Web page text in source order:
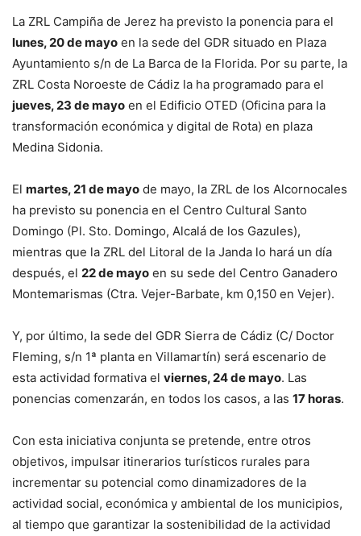
La ZRL Campiña de Jerez ha previsto la ponencia para el
lunes, 20 de mayo en la sede del GDR situado en Plaza
Ayuntamiento s/n de La Barca de la Florida. Por su parte, la
ZRL Costa Noroeste de Cádiz la ha programado para el
jueves, 23 de mayo en el Edificio OTED (Oficina para la
transformación económica y digital de Rota) en plaza
Medina Sidonia.
El martes, 21 de mayo de mayo, la ZRL de los Alcornocales
ha previsto su ponencia en el Centro Cultural Santo
Domingo (Pl. Sto. Domingo, Alcalá de los Gazules),
mientras que la ZRL del Litoral de la Janda lo hará un día
después, el 22 de mayo en su sede del Centro Ganadero
Montemarismas (Ctra. Vejer-Barbate, km 0,150 en Vejer).
Y, por último, la sede del GDR Sierra de Cádiz (C/ Doctor
Fleming, s/n 1ª planta en Villamartín) será escenario de
esta actividad formativa el viernes, 24 de mayo. Las
ponencias comenzarán, en todos los casos, a las 17 horas.
Con esta iniciativa conjunta se pretende, entre otros
objetivos, impulsar itinerarios turísticos rurales para
incrementar su potencial como dinamizadores de la
actividad social, económica y ambiental de los municipios,
al tiempo que garantizar la sostenibilidad de la actividad